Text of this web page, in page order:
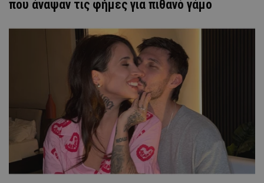
που άναψαν τις φήμες για πιθανό γάμο